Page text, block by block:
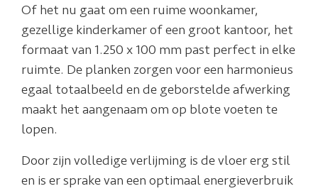
Of het nu gaat om een ​​ruime woonkamer,
gezellige kinderkamer of een groot kantoor, het
formaat van 1.250 x 100 mm past perfect in elke
ruimte. De planken zorgen voor een harmonieus
egaal totaalbeeld en de geborstelde afwerking
maakt het aangenaam om op blote voeten te
lopen.
Door zijn volledige verlijming is de vloer erg stil
en is er sprake van een optimaal energieverbruik